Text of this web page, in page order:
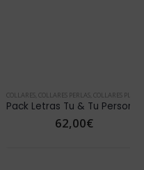
CRISMÓN,CRISMÓN PLATA, DÍA DE LA MADRE
COLLARES,COLLARES PERLAS, COLLARES PLATA
Pack Letras Tu & Tu Persona Especial PLATA
62,00€